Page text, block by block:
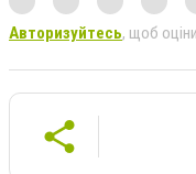
Авторизуйтесь, щоб